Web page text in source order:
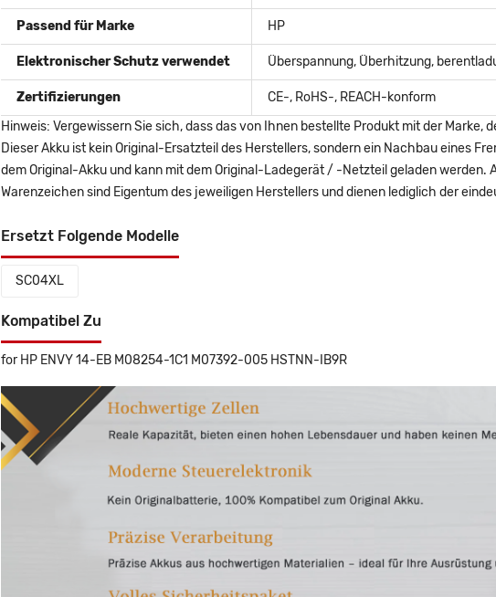
Passend für Marke HP
Elektronischer Schutz verwendet Überspannung, Überhitzung,
Zertifizierungen
CE-, RoHS-, REACH-konform
Hinweis: Vergewissern Sie sich, dass das von Ihnen bestellte Produkt mit der Marke,
Dieser Akku ist kein Original-Ersatzteil des Herstellers, sondern ein Nachbau eines
dem Original-Akku und kann mit dem Original-Ladegerät / -Netzteil geladen werden.
Warenzeichen sind Eigentum des jeweiligen Herstellers und dienen lediglich der
Ersetzt Folgende Modelle
SC04XL
Kompatibel Zu
for HP ENVY 14-EB M08254-1C1 M07392-005 HSTNN-IB9R